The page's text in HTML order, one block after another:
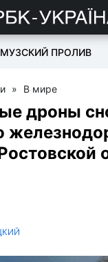
ПРОЛИВ
» В мире
дроны